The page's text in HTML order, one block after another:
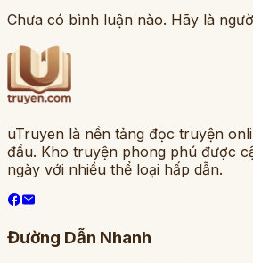
Chưa có bình luận nào. Hãy là
uTruyen là nền tảng đọc truyện
đầu. Kho truyện phong phú được
ngày với nhiều thể loại hấp dẫn.
Đường Dẫn Nhanh